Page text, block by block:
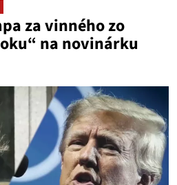
za vinného zo
na novinárku